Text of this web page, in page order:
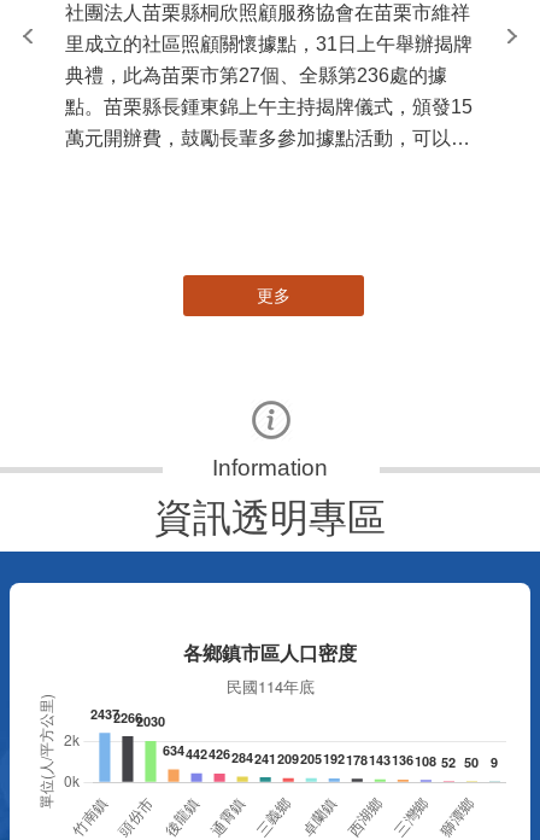
社團法人苗栗縣桐欣照顧服務協會在苗栗市維祥
里成立的社區照顧關懷據點，31日上午舉辦揭牌
典禮，此為苗栗市第27個、全縣第236處的據
點。苗栗縣長鍾東錦上午主持揭牌儀式，頒發15
萬元開辦費，鼓勵長輩多參加據點活動，可以更
苗
更多
資訊透明專區